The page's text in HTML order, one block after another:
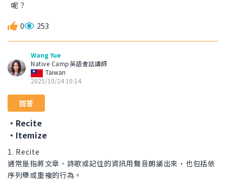
呢？
0 253
Wang Yue
Native Camp英語會話講師
Taiwan
2025/10/24 10:14
回答
・Recite
・Itemize
1. Recite
通常是指將文章、詩歌或記住的資訊用聲音朗誦出來，也包括依
序列舉或重複的行為。